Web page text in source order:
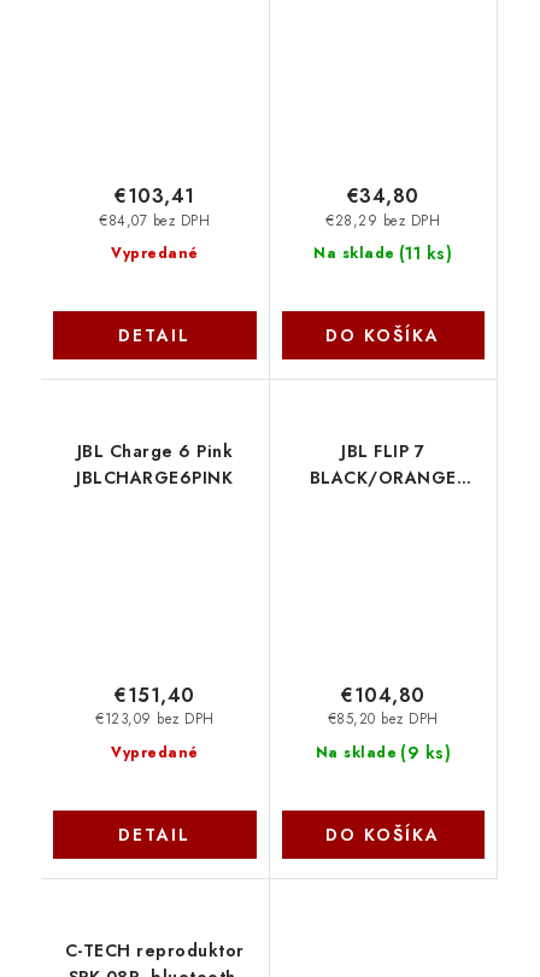
Vypredané
€84,07 bez DPH
€103,41
DETAIL
Na sklade (11 ks)
€28,29 bez DPH
€34,80
DO KOŠÍKA
JBL Charge 6 Pink
JBLCHARGE6PINK
Vypredané
€123,09 bez DPH
€151,40
DETAIL
JBL FLIP 7
BLACK/ORANGE
Na sklade (9 ks)
€85,20 bez DPH
€104,80
DO KOŠÍKA
C-TECH reproduktor